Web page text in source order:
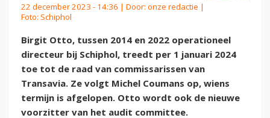
22 december 2023 - 14:36 | Door: onze redactie |
Foto: Schiphol
Birgit Otto, tussen 2014 en 2022 operationeel
directeur bij Schiphol, treedt per 1 januari 2024
toe tot de raad van commissarissen van
Transavia. Ze volgt Michel Coumans op, wiens
termijn is afgelopen. Otto wordt ook de nieuwe
voorzitter van het audit committee.